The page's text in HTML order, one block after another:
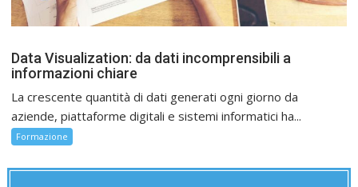
Data Visualization: da dati incomprensibili a
informazioni chiare
La crescente quantità di dati generati ogni giorno da
aziende, piattaforme digitali e sistemi informatici ha...
Formazione